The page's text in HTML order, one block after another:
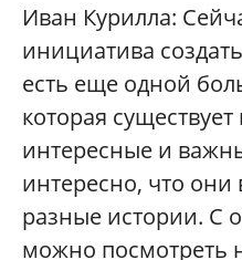
Иван Курилла:
инициатива
есть еще одной
которая
интересные и
интересно, что они
разные истории. С
можно посмотреть